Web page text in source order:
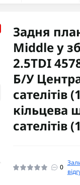
Задня
Middle у
2.5TDI
Б/У
сателітів
кільцева
сателітів
0